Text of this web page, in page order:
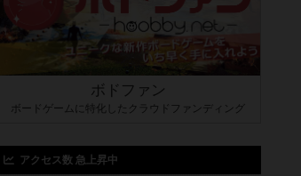
ボドファン
ボードゲームに特化したクラウドファンディング
アクセス数 急上昇中